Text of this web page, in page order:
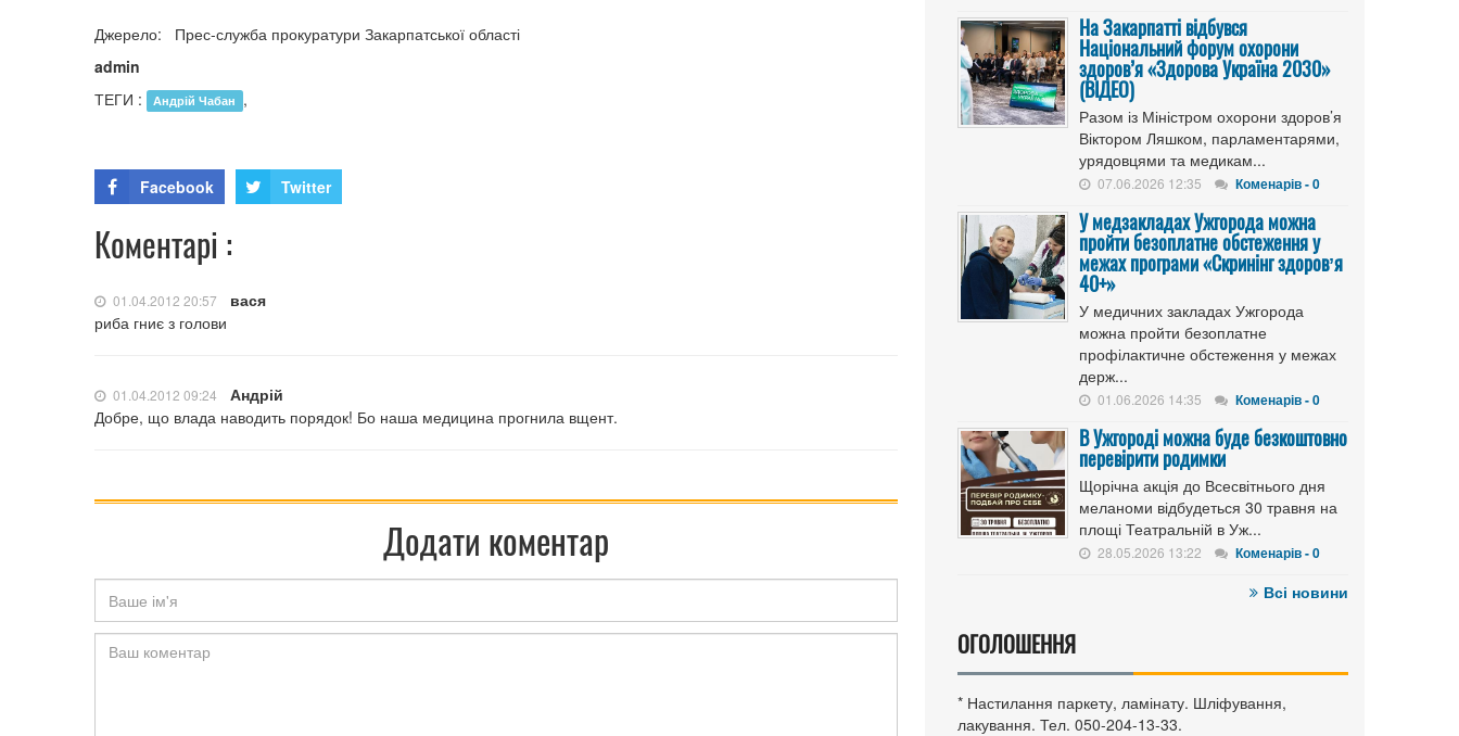
Джерело: Прес-служба прокуратури Закарпатської області
admin
ТЕГИ :
Андрій Чабан ,
Facebook Twitter
Коментарі :
01.04.2012 20:57
вася
риба гниє з голови
01.04.2012 09:24
Андрій
Добре, що влада наводить порядок! Бо наша медицина прогнила вщент.
Додати коментар
На Закарпатті відбувся
Національний форум охорони
здоров’я «Здорова Україна 2030»
(ВІДЕО)
Разом із Міністром охорони здоров’я
Віктором Ляшком, парламентарями,
урядовцями та медикам...
07.06.2026 12:35 Коменарів - 0
У медзакладах Ужгорода можна
пройти безоплатне обстеження у
межах програми «Скринінг здоровʼя
40+»
У медичних закладах Ужгорода
можна пройти безоплатне
профілактичне обстеження у межах
держ...
01.06.2026 14:35 Коменарів - 0
В Ужгороді можна буде безкоштовно
перевірити родимки
Щорічна акція до Всесвітнього дня
меланоми відбудеться 30 травня на
площі Театральній в Уж...
28.05.2026 13:22 Коменарів - 0
Всі новини
ОГОЛОШЕННЯ
* Настилання паркету, ламінату. Шліфування,
лакування. Тел. 050-204-13-33.